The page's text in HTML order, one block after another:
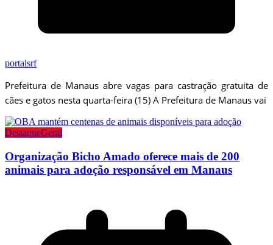
portalsrf
Prefeitura de Manaus abre vagas para castração gratuita de
cães e gatos nesta quarta-feira (15) A Prefeitura de Manaus vai
DestaqueGeral
Organização Bicho Amado oferece mais de 200
animais para adoção responsável em Manaus